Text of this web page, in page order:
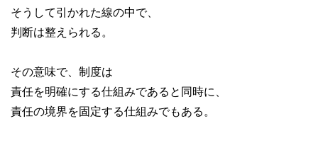
そうして引かれた線の中で、
判断は整えられる。
その意味で、制度は
責任を明確にする仕組みであると同時に、
責任の境界を固定する仕組みでもある。